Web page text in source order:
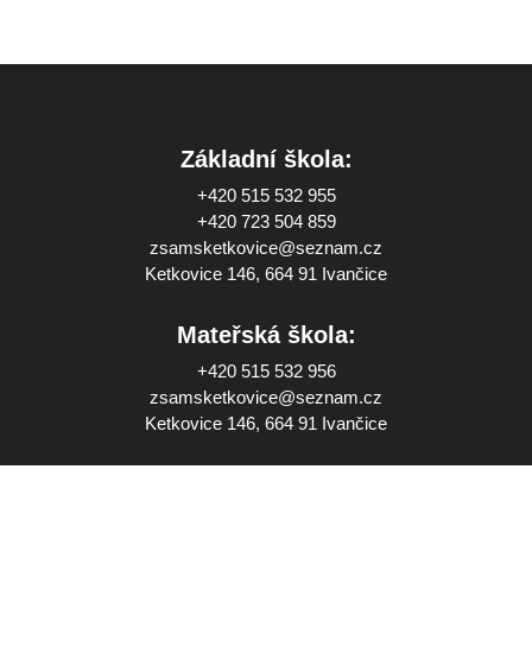
Základní škola:
+420 515 532 955
+420 723 504 859
zsamsketkovice@seznam.cz
Ketkovice 146, 664 91 Ivančice
Mateřská škola:
+420 515 532 956
zsamsketkovice@seznam.cz
Ketkovice 146, 664 91 Ivančice